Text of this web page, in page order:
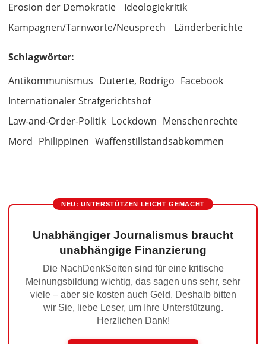
Erosion der Demokratie
Ideologiekritik
Kampagnen/Tarnworte/Neusprech
Länderberichte
Schlagwörter:
Antikommunismus Duterte, Rodrigo Facebook
Internationaler Strafgerichtshof
Law-and-Order-Politik Lockdown Menschenrechte
Mord Philippinen Waffenstillstandsabkommen
NEU: UNTERSTÜTZEN LEICHT GEMACHT
Unabhängiger Journalismus braucht
unabhängige Finanzierung
Die NachDenkSeiten sind für eine kritische
Meinungsbildung wichtig, das sagen uns sehr, sehr
viele – aber sie kosten auch Geld. Deshalb bitten
wir Sie, liebe Leser, um Ihre Unterstützung.
Herzlichen Dank!